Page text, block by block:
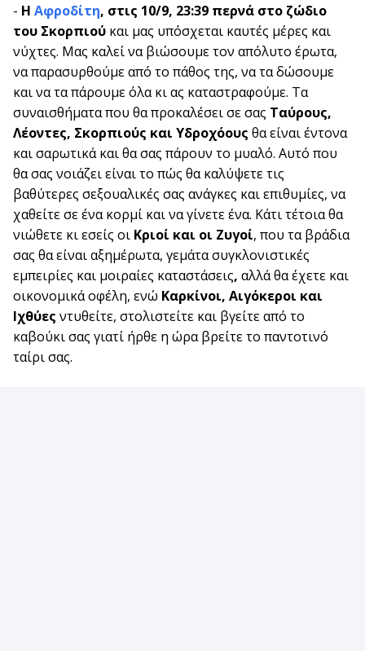
- H Αφροδίτη, στις 10/9, 23:39 περνά στο ζώδιο
του Σκορπιού και μας υπόσχεται καυτές μέρες και
νύχτες. Μας καλεί να βιώσουμε τον απόλυτο έρωτα,
να παρασυρθούμε από το πάθος της, να τα δώσουμε
και να τα πάρουμε όλα κι ας καταστραφούμε. Τα
συναισθήματα που θα προκαλέσει σε σας Ταύρους,
Λέοντες, Σκορπιούς και Υδροχόους θα είναι έντονα
και σαρωτικά και θα σας πάρουν το μυαλό. Αυτό που
θα σας νοιάζει είναι το πώς θα καλύψετε τις
βαθύτερες σεξουαλικές σας ανάγκες και επιθυμίες, να
χαθείτε σε ένα κορμί και να γίνετε ένα. Κάτι τέτοια θα
νιώθετε κι εσείς οι Κριοί και οι Ζυγοί, που τα βράδια
σας θα είναι αξημέρωτα, γεμάτα συγκλονιστικές
εμπειρίες και μοιραίες καταστάσεις, αλλά θα έχετε και
οικονομικά οφέλη, ενώ Καρκίνοι, Αιγόκεροι και
Ιχθύες ντυθείτε, στολιστείτε και βγείτε από το
καβούκι σας γιατί ήρθε η ώρα βρείτε το παντοτινό
ταίρι σας.